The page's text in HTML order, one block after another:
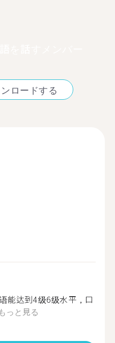
ロードする
能达到4级6级水平，口
もっと見る